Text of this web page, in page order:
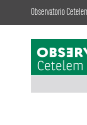
Observatorio